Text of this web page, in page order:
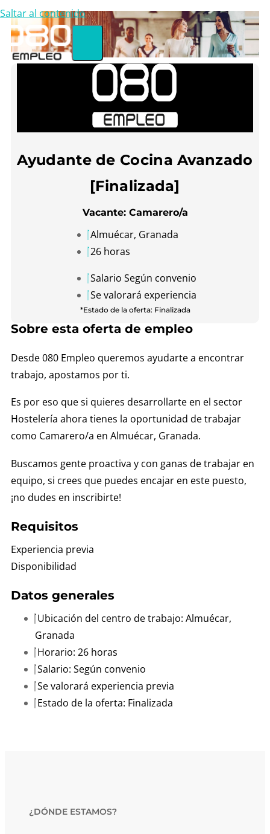
Saltar al contenido
Ayudante de Cocina Avanzado
[Finalizada]
Vacante: Camarero/a
Almuécar, Granada
26 horas
Salario Según convenio
Se valorará experiencia
*Estado de la oferta: Finalizada
Sobre esta oferta de empleo
Desde 080 Empleo queremos ayudarte a encontrar
trabajo, apostamos por ti.
Es por eso que si quieres desarrollarte en el sector
Hostelería ahora tienes la oportunidad de trabajar
como Camarero/a en Almuécar, Granada.
Buscamos gente proactiva y con ganas de trabajar en
equipo, si crees que puedes encajar en este puesto,
¡no dudes en inscribirte!
Requisitos
Experiencia previa
Disponibilidad
Datos generales
Ubicación del centro de trabajo: Almuécar,
Granada
Horario: 26 horas
Salario: Según convenio
Se valorará experiencia previa
Estado de la oferta: Finalizada
¿DÓNDE ESTAMOS?